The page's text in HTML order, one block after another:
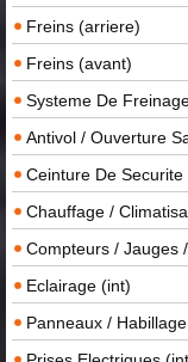
Freins (arriere)
Freins (avant)
Systeme De
Antivol / Ouverture
Ceinture De Securite
Chauffage /
Compteurs / Jauges
Eclairage (int)
Panneaux /